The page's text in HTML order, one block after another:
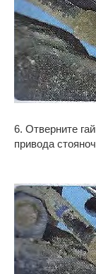
6. Отверните
привода